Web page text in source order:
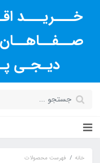
خـــریـــد
صــفــاهــان
دیـجـی
خانه
فهرست محصولات